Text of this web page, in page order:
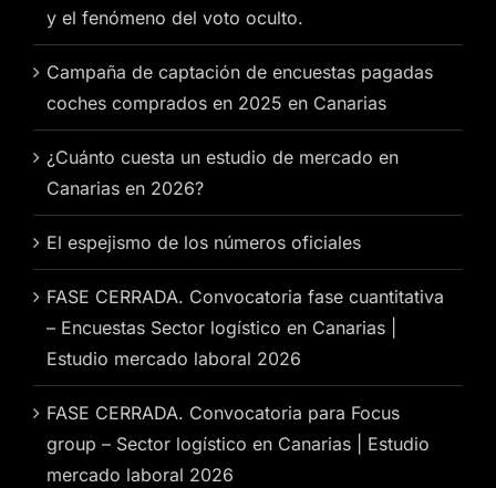
y el fenómeno del voto oculto.
Campaña de captación de encuestas pagadas
coches comprados en 2025 en Canarias
¿Cuánto cuesta un estudio de mercado en
Canarias en 2026?
El espejismo de los números oficiales
FASE CERRADA. Convocatoria fase cuantitativa
– Encuestas Sector logístico en Canarias |
Estudio mercado laboral 2026
FASE CERRADA. Convocatoria para Focus
group – Sector logístico en Canarias | Estudio
mercado laboral 2026